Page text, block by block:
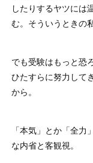
したりするヤツには
む。そういうときの
でも受験はもっと恐
ひたすらに努力して
から。
「本気」とか「全
な内省と客観視。